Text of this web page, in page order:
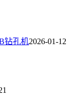
钻孔机2026-01-12